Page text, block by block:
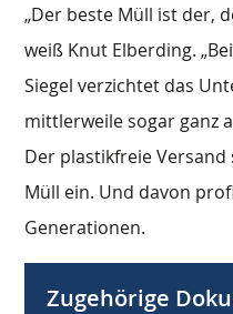
„Der beste Müll ist der,
weiß Knut Elberding.
Siegel verzichtet das
mittlerweile sogar ganz
Der plastikfreie
Müll ein. Und davon
Generationen.
Zugehörige